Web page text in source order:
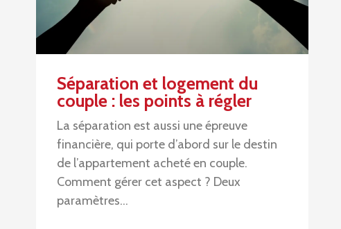
Séparation et logement du
couple : les points à régler
La séparation est aussi une épreuve
financière, qui porte d’abord sur le destin
de l’appartement acheté en couple.
Comment gérer cet aspect ? Deux
paramètres…